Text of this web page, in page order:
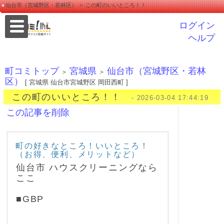
仙台市（宮城野区・若林区） ＞ この町のいいところ！！
ログイン
ヘルプ
町コミトップ ＞ 宮城県 ＞ 仙台市（宮城野区・若林
区）
[ 宮城県 仙台市宮城野区 岡田西町 ]
この町のいいところ！！ - 2026-03-04 17:44:19
この記事を削除
町の好きなところ！いいところ！
（お得、便利、メリットなど）
仙台市 ハウスクリーニングなら
ここ
■GBP